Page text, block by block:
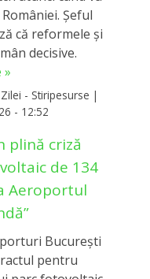
Șeful
că reformele și
decisive.
»
- Stiripesurse |
- 12:52
plină criză
de 134
Aeroportul
București
pentru